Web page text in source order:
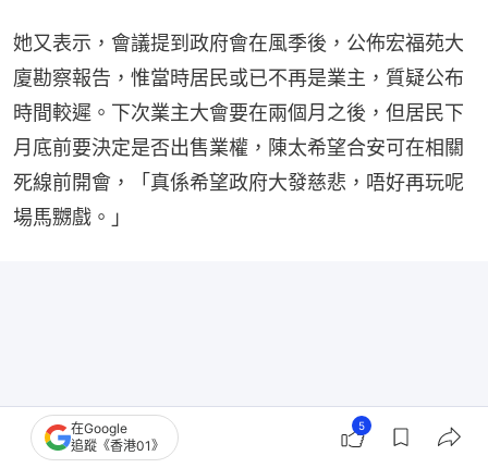
她又表示，會議提到政府會在風季後，公佈宏福苑大
廈勘察報告，惟當時居民或已不再是業主，質疑公布
時間較遲。下次業主大會要在兩個月之後，但居民下
月底前要決定是否出售業權，陳太希望合安可在相關
死線前開會，「真係希望政府大發慈悲，唔好再玩呢
場馬嬲戲。」
在Google
追蹤《香港01》
5